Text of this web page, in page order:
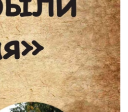
Музей "Усадьба двух
приглашает на новую
образовательную программу
"Танеев и Бородин. Музыка и
только"!